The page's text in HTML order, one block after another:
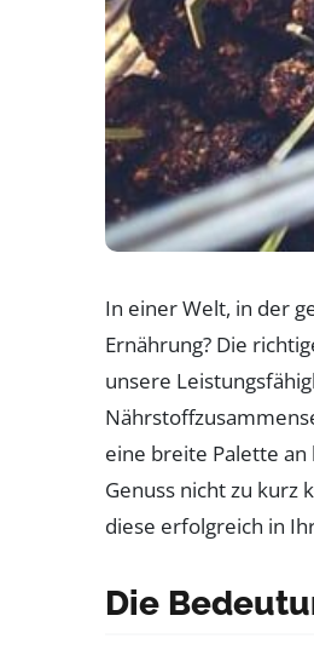
In einer Welt, in der
Ernährung? Die
unsere
eine breite Palette
Genuss nicht zu kurz
diese erfolgreich in
Die